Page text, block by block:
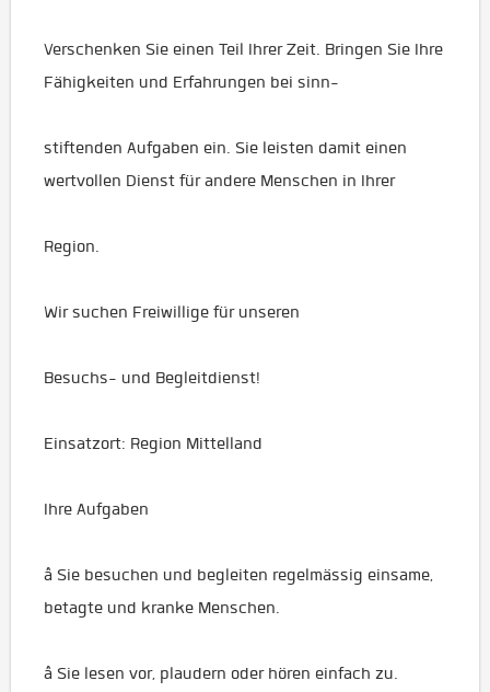
Verschenken Sie einen Teil Ihrer Zeit. Bringen Sie Ihre
Fähigkeiten und Erfahrungen bei sinn-
stiftenden Aufgaben ein. Sie leisten damit einen
wertvollen Dienst für andere Menschen in Ihrer
Region.
Wir suchen Freiwillige für unseren
Besuchs- und Begleitdienst!
Einsatzort: Region Mittelland
Ihre Aufgaben
â Sie besuchen und begleiten regelmässig einsame,
betagte und kranke Menschen.
â Sie lesen vor, plaudern oder hören einfach zu.